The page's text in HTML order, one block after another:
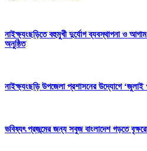
নাইক্ষ্যংছড়িতে বহুমুখী দুর্যোগ ব্যবস্থাপনা ও
অনুষ্ঠিত
নাইক্ষ্যংছড়ি উপজেলা প্রশাসনের উদ্যোগে
ভবিষ্যৎ প্রজন্মের জন্য সবুজ বাংলাদেশ গড়তে